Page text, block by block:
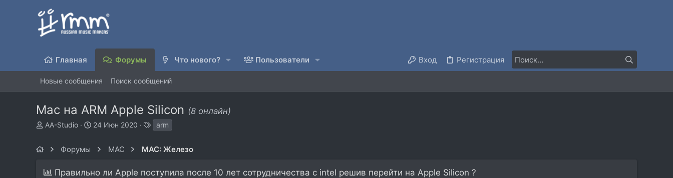
Главная Форумы Что нового? Пользователи Вход Регистрация
Новые сообщения Поиск сообщений
Mac на ARM Apple Silicon (8 онлайн)
А
т
AA-Studio
Д
а
24 Июн 2020
е
и
arm
Форумы MAC MAC: Железо
Правильно ли Apple поступила после 10 лет сотрудничества с intel решив перейти на Apple Silicon ?